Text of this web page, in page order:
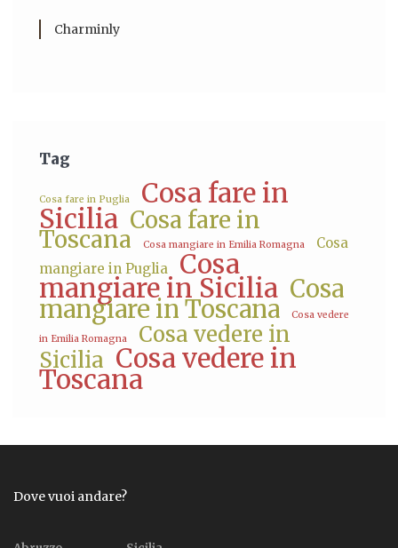
Charminly
Tag
Cosa fare in Puglia Cosa fare in
Sicilia Cosa fare in
Toscana Cosa mangiare in Emilia Romagna
Cosa
mangiare in Puglia
Cosa
mangiare in Sicilia Cosa
mangiare in Toscana Cosa vedere
in Emilia Romagna
Cosa vedere in
Sicilia Cosa vedere in
Toscana
Dove vuoi andare?